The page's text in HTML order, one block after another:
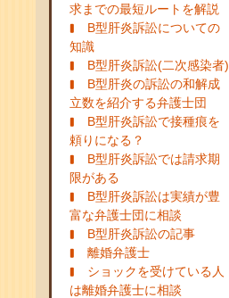
求までの最短ルートを解説
B型肝炎訴訟についての
知識
B型肝炎訴訟(二次感染者)
B型肝炎の訴訟の和解成
立数を紹介する弁護士団
B型肝炎訴訟で接種痕を
頼りになる？
B型肝炎訴訟では請求期
限がある
B型肝炎訴訟は実績が豊
富な弁護士団に相談
B型肝炎訴訟の記事
離婚弁護士
ショックを受けている人
は離婚弁護士に相談